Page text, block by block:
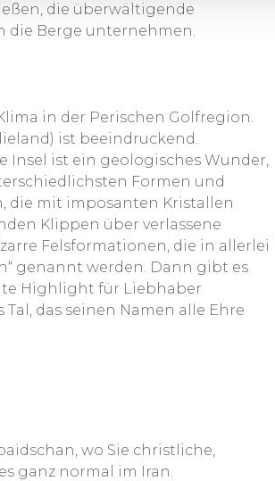
die überwältigende
die Berge unternehmen.
in der Perischen Golfregion.
ist beeindruckend.
Insel ist ein geologisches Wunder,
Formen und
die mit imposanten Kristallen
Klippen über verlassene
Felsformationen, die in allerlei
genannt werden. Dann gibt es
Highlight für Liebhaber
das seinen Namen alle Ehre
wo Sie christliche,
ganz normal im Iran.